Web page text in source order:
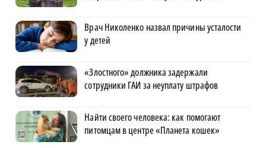
Врач Николенко назвал причины усталости
у детей
«Злостного» должника задержали
сотрудники ГАИ за неуплату штрафов
Найти своего человека: как помогают
питомцам в центре «Планета кошек»